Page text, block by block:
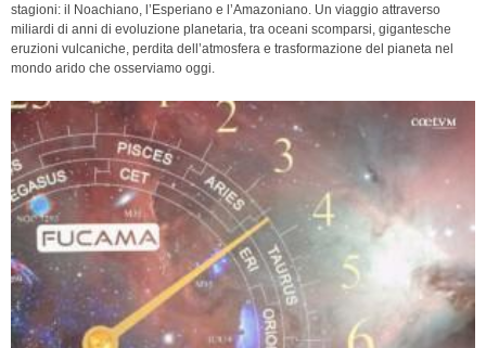
stagioni: il Noachiano, l’Esperiano e l’Amazoniano. Un viaggio attraverso
miliardi di anni di evoluzione planetaria, tra oceani scomparsi, gigantesche
eruzioni vulcaniche, perdita dell’atmosfera e trasformazione del pianeta nel
mondo arido che osserviamo oggi.